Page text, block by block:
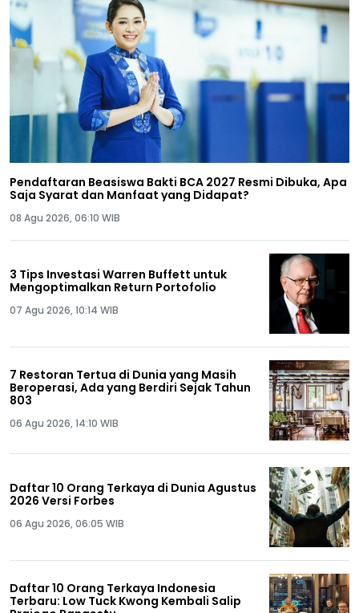
Pendaftaran Beasiswa Bakti BCA 2027 Resmi Dibuka, Apa
Saja Syarat dan Manfaat yang Didapat?
08 Agu 2026, 06:10 WIB
3 Tips Investasi Warren Buffett untuk
Mengoptimalkan Return Portofolio
07 Agu 2026, 10:14 WIB
7 Restoran Tertua di Dunia yang Masih
Beroperasi, Ada yang Berdiri Sejak Tahun
803
06 Agu 2026, 14:10 WIB
Daftar 10 Orang Terkaya di Dunia Agustus
2026 Versi Forbes
06 Agu 2026, 06:05 WIB
Daftar 10 Orang Terkaya Indonesia
Terbaru: Low Tuck Kwong Kembali Salip